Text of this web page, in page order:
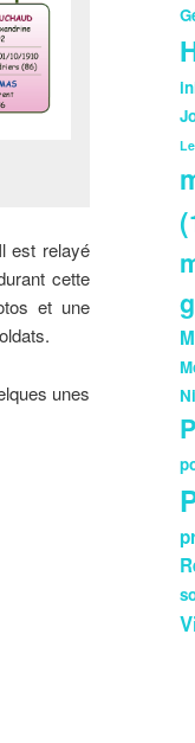
est relayé
cette
et une
unes